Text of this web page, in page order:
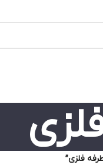
فلزی”